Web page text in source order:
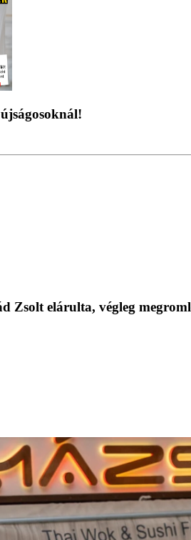
Zsolt elárulta, végleg